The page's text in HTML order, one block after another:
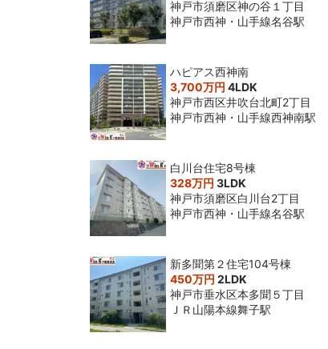
神戸市須磨区神の谷１丁目
神戸市西神・山手線名谷駅
ハピアス西神南
3,700万円 4LDK
神戸市西区井吹台北町2丁目
神戸市西神・山手線西神南駅
白川台住宅8号棟
328万円 3LDK
神戸市須磨区白川台2丁目
神戸市西神・山手線名谷駅
新多聞第２住宅104号棟
450万円 2LDK
神戸市垂水区本多聞５丁目
ＪＲ山陽本線舞子駅